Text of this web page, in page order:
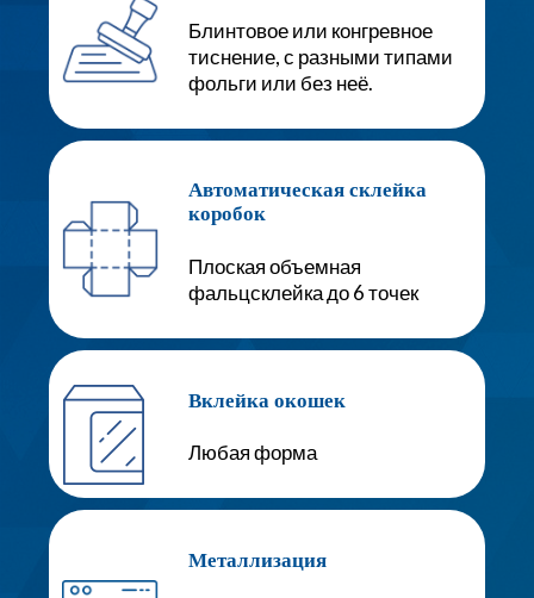
Блинтовое или конгревное
тиснение, с разными типами
фольги или без неё.
Автоматическая склейка
коробок
Плоская объемная
фальцсклейка до 6 точек
Вклейка окошек
Любая форма
Металлизация